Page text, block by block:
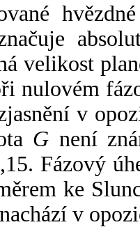
velikost
nulovém
v
G není
Fázový
ke
v